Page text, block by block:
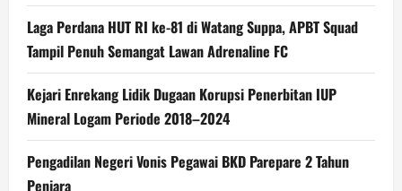
Laga Perdana HUT RI ke-81 di Watang Suppa, APBT Squad
Tampil Penuh Semangat Lawan Adrenaline FC
Kejari Enrekang Lidik Dugaan Korupsi Penerbitan IUP
Mineral Logam Periode 2018–2024
Pengadilan Negeri Vonis Pegawai BKD Parepare 2 Tahun
Penjara